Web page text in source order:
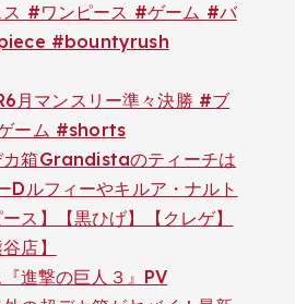
ス #ワンピース #ゲーム #バ
#bountyrush
月マンスリー準々決勝 #ブ
ーム #shorts
カ箱Grandistaのティーチは
Dルフィーやキルア・ナルト
ス】【黒ひげ】【クレゲ】
店】
進撃の巨人３』PV